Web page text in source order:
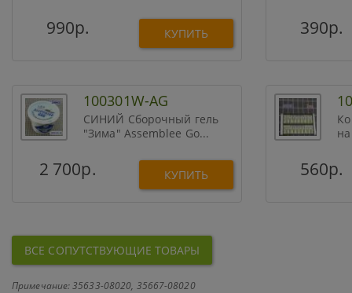
990р. КУПИТЬ 390р.
100301W-AG
СИНИЙ Сборочный гель
"Зима" Assemblee Go...
2 700р. КУПИТЬ 560р.
ВСЕ СОПУТСТВУЮЩИЕ ТОВАРЫ
Примечание: 35633-08020, 35667-08020